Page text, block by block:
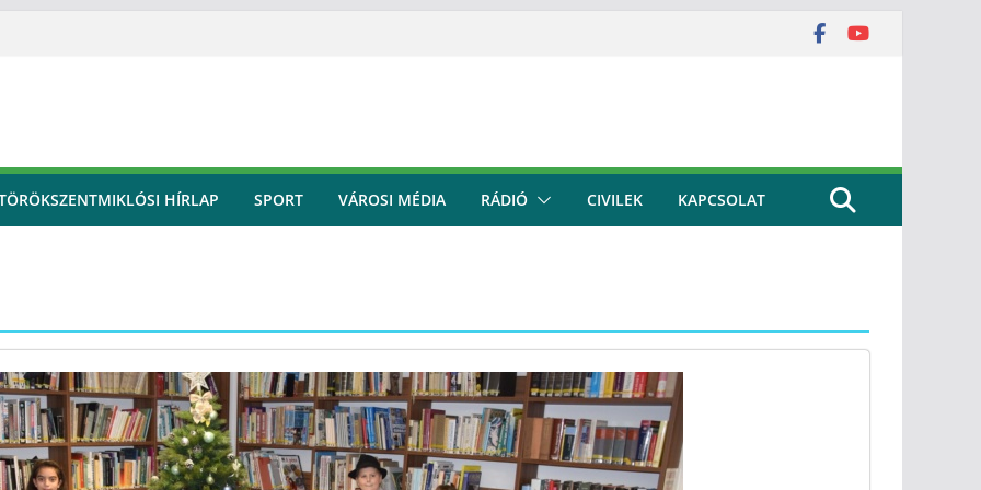
HÍRLAP SPORT VÁROSI MÉDIA RÁDIÓ CIVILEK KAPCSOLAT